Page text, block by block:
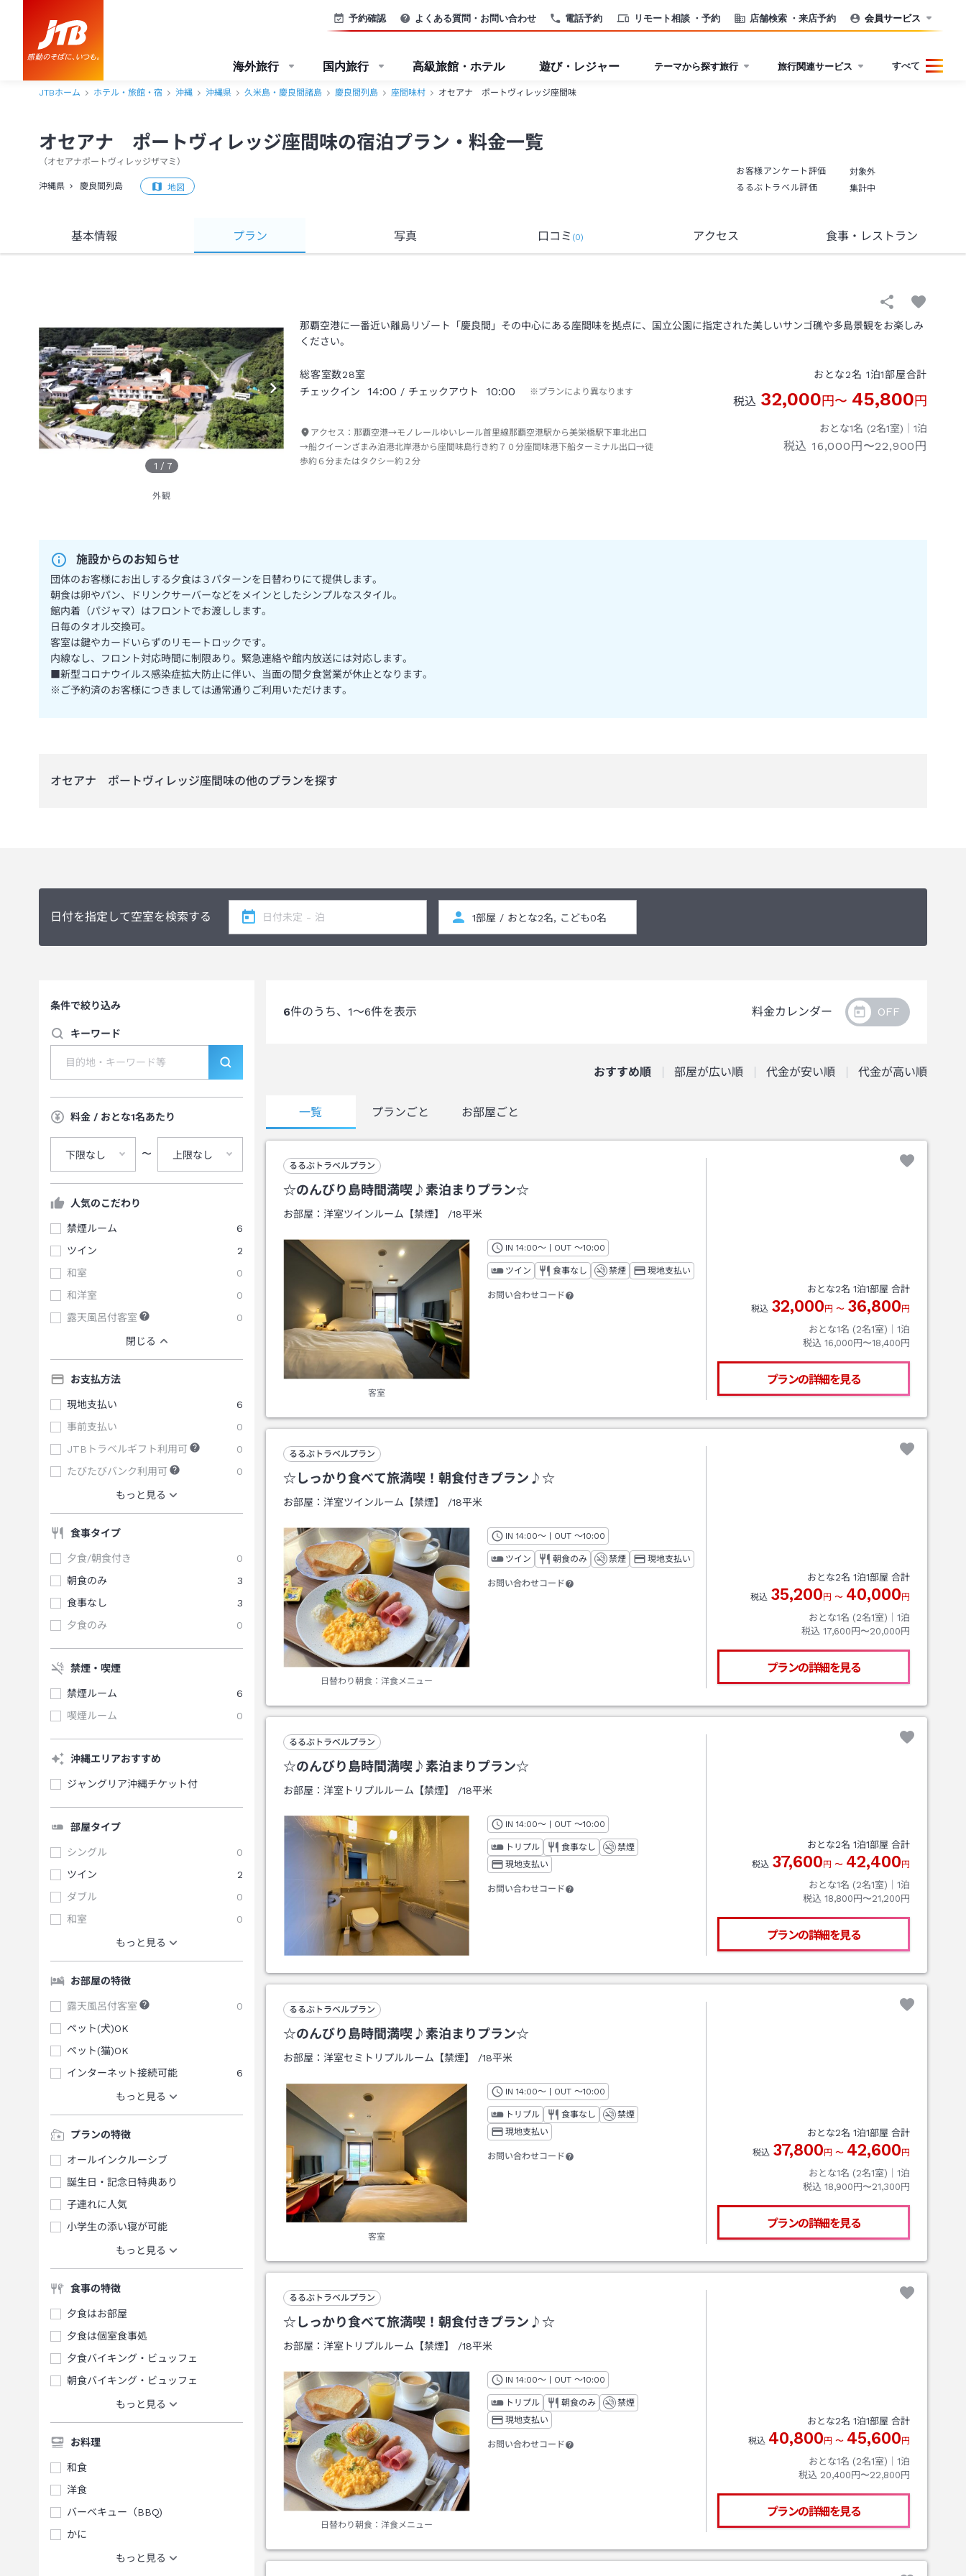
電話予約 リモート相談 ・予約 店舗検索 ・来店予約
予約確認 よくある質問・お問い合わせ 会員サービス
海外旅行 国内旅行 高級旅館・ホテル 遊び・レジャー テーマから探す旅行 旅行関連サービス すべて
JTBホーム ホテル・旅館・宿 沖縄 沖縄県 久米島・慶良間諸島 慶良間列島 座間味村 オセアナ ポートヴィレッジ座間味
オセアナ ポートヴィレッジ座間味の宿泊プラン・料金一覧
（オセアナポートヴィレッジザマミ ）
沖縄県 慶良間列島 地図
お客様アンケート評価
対象外
るるぶトラベル評価
集計中
基本情報 プラン 写真 口コミ (0) アクセス 食事・レストラン
1 / 7
外観
那覇空港に一番近い離島リゾート「慶良間」その中心にある座間味を拠点に、国立公園に指定された美しいサンゴ礁や多島景観をお楽しみ
ください。
総客室数28室
チェックイン
14:00 / チェックアウト 10:00 ※プランにより異なります
アクセス：那覇空港→モノレールゆいレール首里線那覇空港駅から美栄橋駅下車北出口
→船クイーンざまみ泊港北岸港から座間味島行き約７０分座間味港下船ターミナル出口→徒
歩約６分またはタクシー約２分
おとな2名 1泊1部屋合計
税込 32,000円〜 45,800円
おとな1名 (2名1室)｜ 1泊
税込 16,000円〜22,900円
施設からのお知らせ
団体のお客様にお出しする夕食は３パターンを日替わりにて提供します。
朝食は卵やパン、ドリンクサーバーなどをメインとしたシンプルなスタイル。
館内着（パジャマ）はフロントでお渡しします。
日毎のタオル交換可。
客室は鍵やカードいらずのリモートロックです。
内線なし、フロント対応時間に制限あり。緊急連絡や館内放送には対応します。
■新型コロナウイルス感染症拡大防止に伴い、当面の間夕食営業が休止となります。
※ご予約済のお客様につきましては通常通りご利用いただけます。
オセアナ ポートヴィレッジ座間味の他のプランを探す
日付を指定して空室を検索する
条件で絞り込み
キーワード
料金 / おとな1名あたり
下限なし 〜 上限なし
人気のこだわり
禁煙ルーム
6
ツイン
2
和室
0
和洋室
0
露天風呂付客室
0
閉じる
お支払方法
現地支払い
6
事前支払い
0
JTBトラベルギフト利用可
0
たびたびバンク利用可
0
もっと見る
食事タイプ
夕食/朝食付き
0
朝食のみ
3
食事なし
3
夕食のみ
0
禁煙・喫煙
禁煙ルーム
6
喫煙ルーム
0
沖縄エリアおすすめ
ジャングリア沖縄チケット付
部屋タイプ
シングル
0
ツイン
2
ダブル
0
和室
0
もっと見る
お部屋の特徴
露天風呂付客室
0
ペット(犬)OK
ペット(猫)OK
インターネット接続可能
6
もっと見る
プランの特徴
オールインクルーシブ
誕生日・記念日特典あり
子連れに人気
小学生の添い寝が可能
もっと見る
食事の特徴
夕食はお部屋
夕食は個室食事処
夕食バイキング・ビュッフェ
朝食バイキング・ビュッフェ
もっと見る
お料理
和食
洋食
バーベキュー（BBQ)
かに
もっと見る
6件のうち、 1～6件を表示 料金カレンダー
おすすめ順 部屋が広い順 代金が安い順 代金が高い順
一覧 プランごと お部屋ごと
るるぶトラベルプラン
☆のんびり島時間満喫♪素泊まりプラン☆
お部屋： 洋室ツインルーム【禁煙】 /18平米
客室
IN チェックイン
14:00～ | OUT チェックアウト
～10:00
ツイン 食事なし 禁煙 現地支払い
お問い合わせコード
おとな2名 1泊1部屋 合計
税込 32,000円 〜 36,800円
おとな1名 (2名1室)｜ 1泊
税込 16,000円〜18,400円
プランの詳細を見る
るるぶトラベルプラン
☆しっかり食べて旅満喫！朝食付きプラン♪☆
お部屋： 洋室ツインルーム【禁煙】 /18平米
日替わり朝食：洋食メニュー
IN チェックイン
14:00～ | OUT チェックアウト
～10:00
ツイン 朝食のみ 禁煙 現地支払い
お問い合わせコード
おとな2名 1泊1部屋 合計
税込 35,200円 〜 40,000円
おとな1名 (2名1室)｜ 1泊
税込 17,600円〜20,000円
プランの詳細を見る
るるぶトラベルプラン
☆のんびり島時間満喫♪素泊まりプラン☆
お部屋： 洋室トリプルルーム【禁煙】 /18平米
IN チェックイン
14:00～ | OUT チェックアウト
～10:00
トリプル 食事なし
禁煙
現地支払い
お問い合わせコード
おとな2名 1泊1部屋 合計
税込 37,600円 〜 42,400円
おとな1名 (2名1室)｜ 1泊
税込 18,800円〜21,200円
プランの詳細を見る
るるぶトラベルプラン
☆のんびり島時間満喫♪素泊まりプラン☆
お部屋： 洋室セミトリプルルーム【禁煙】 /18平米
客室
IN チェックイン
14:00～ | OUT チェックアウト
～10:00
トリプル 食事なし
禁煙
現地支払い
お問い合わせコード
おとな2名 1泊1部屋 合計
税込 37,800円 〜 42,600円
おとな1名 (2名1室)｜ 1泊
税込 18,900円〜21,300円
プランの詳細を見る
るるぶトラベルプラン
☆しっかり食べて旅満喫！朝食付きプラン♪☆
お部屋： 洋室トリプルルーム【禁煙】 /18平米
日替わり朝食：洋食メニュー
IN チェックイン
14:00～ | OUT チェックアウト
～10:00
トリプル 朝食のみ
禁煙
現地支払い
お問い合わせコード
おとな2名 1泊1部屋 合計
税込 40,800円 〜 45,600円
おとな1名 (2名1室)｜ 1泊
税込 20,400円〜22,800円
プランの詳細を見る